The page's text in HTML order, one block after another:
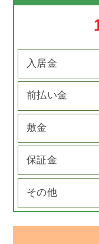
入居金
前払い金
敷金
保証金
その他